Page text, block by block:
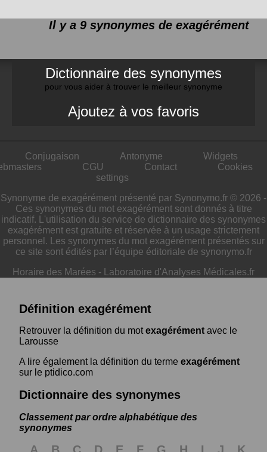
Il y a 9 synonymes de exagérément
Dictionnaire des synonymes
pour vous aider à trouver le meilleur synonyme
Ajoutez à vos favoris
Conjugaison Antonyme
Widgets
CGU Contact
Cookies
settings
Synonyme de exagérément présenté par Synonymo.fr © 2026 -
Ces synonymes du mot exagérément sont donnés à titre
indicatif. L'utilisation du service de dictionnaire des synonymes
exagérément est gratuite et réservée à un usage strictement
personnel. Les synonymes du mot exagérément présentés sur
ce site sont édités par l’équipe éditoriale de synonymo.fr
Horaire des Marées - Laboratoire d'Analyses Médicales.fr
Définition exagérément
Retrouver la définition du motexagérément avec le
Larousse
A lire également la définition du terme exagérément
sur le ptidico.com
Dictionnaire des synonymes
Classement par ordre alphabétique des
synonymes